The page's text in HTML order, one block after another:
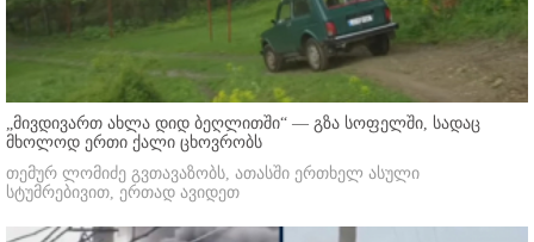
„მივდივართ ახლა დიდ ბეღლითში“ — გზა სოფელში, სადაც
მხოლოდ ერთი ქალი ცხოვრობს
თემურ ლომიძე გვთავაზობს, ათასში ერთხელ ასული
სტუმრებივით, ერთად ავიდეთ